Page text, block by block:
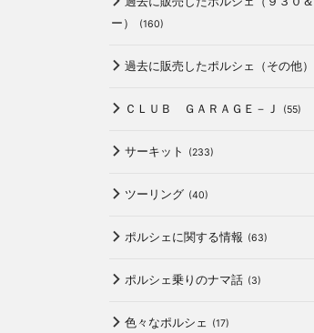
ー）
(160)
過去に販売したポルシェ（その他）
ＣＬＵＢ ＧＡＲＡＧＥ－Ｊ (55)
サーキット (233)
ツーリング (40)
ポルシェに関する情報 (63)
ポルシェ乗りのナマ話 (3)
色々なポルシェ (17)